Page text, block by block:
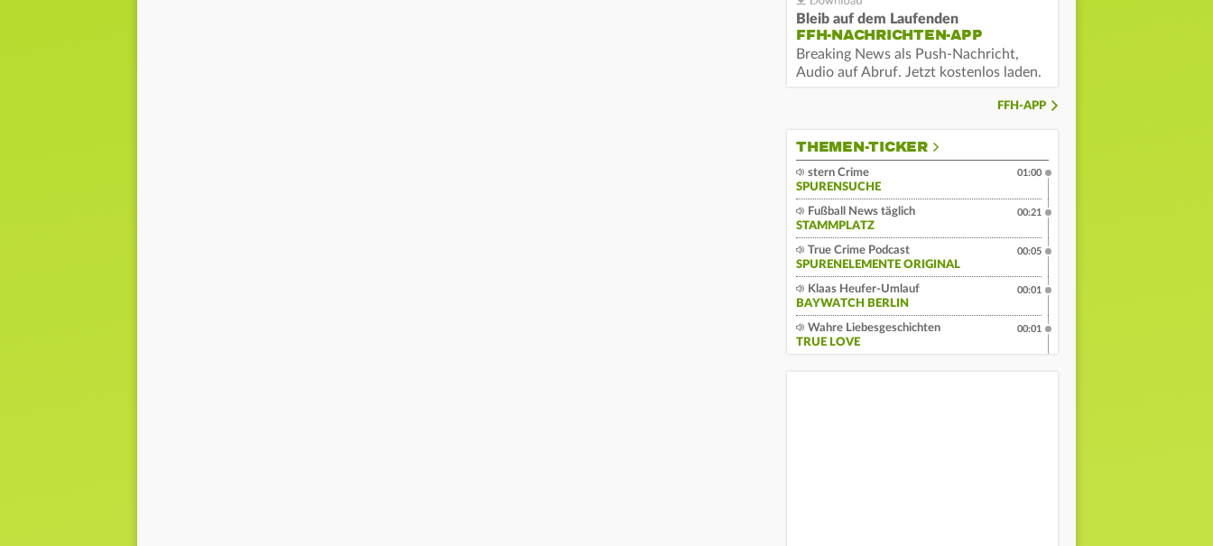
Bleib auf dem Laufenden
FFH-NACHRICHTEN-APP
Breaking News als Push-Nachricht,
Audio auf Abruf. Jetzt kostenlos laden.
FFH-APP
THEMEN-TICKER
stern Crime
SPURENSUCHE
01:00
Fußball News täglich
STAMMPLATZ
00:21
True Crime Podcast
SPURENELEMENTE ORIGINAL
00:05
Klaas Heufer-Umlauf
BAYWATCH BERLIN
00:01
Wahre Liebesgeschichten
TRUE LOVE
00:01